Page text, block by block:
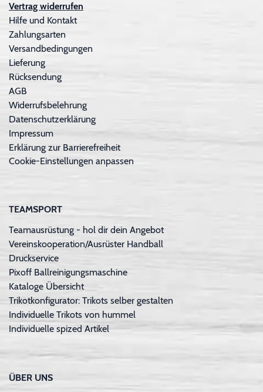
Vertrag widerrufen
Hilfe und Kontakt
Zahlungsarten
Versandbedingungen
Lieferung
Rücksendung
AGB
Widerrufsbelehrung
Datenschutzerklärung
Impressum
Erklärung zur Barrierefreiheit
Cookie-Einstellungen anpassen
TEAMSPORT
Teamausrüstung - hol dir dein Angebot
Vereinskooperation/Ausrüster Handball
Druckservice
Pixoff Ballreinigungsmaschine
Kataloge Übersicht
Trikotkonfigurator: Trikots selber gestalten
Individuelle Trikots von hummel
Individuelle spized Artikel
ÜBER UNS